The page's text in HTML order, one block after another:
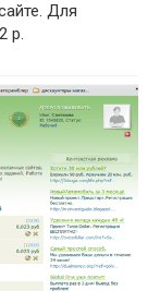
Для
р.